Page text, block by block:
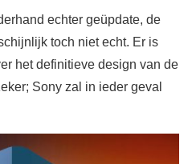
echter geüpdate, de
toch niet echt. Er is
het definitieve design van de
Sony zal in ieder geval